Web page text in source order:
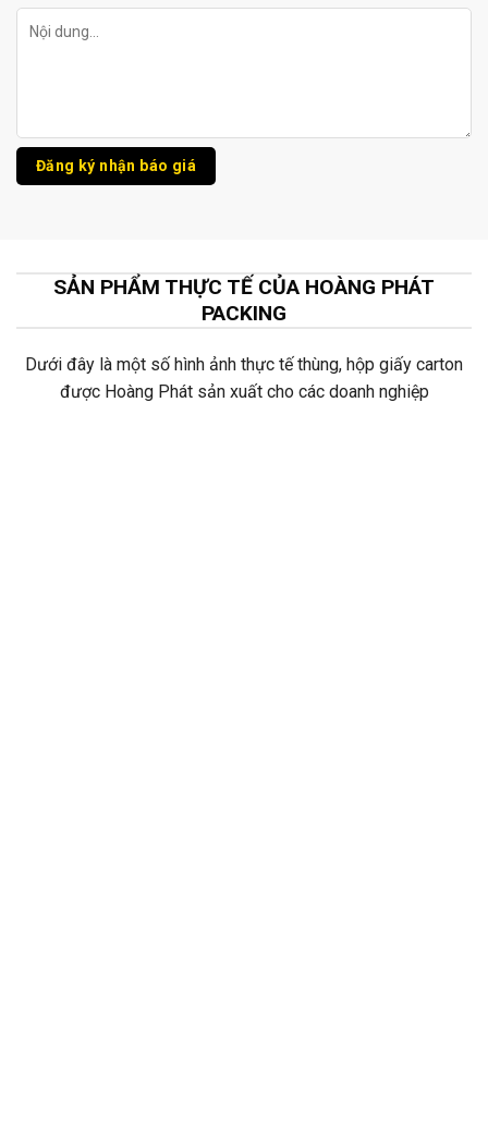
SẢN PHẨM THỰC TẾ CỦA HOÀNG PHÁT
PACKING
Dưới đây là một số hình ảnh thực tế thùng, hộp giấy carton
được Hoàng Phát sản xuất cho các doanh nghiệp